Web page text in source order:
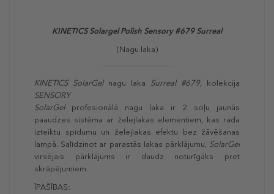
KINETICS Solargel Polish Sensory #679 Surreal
(Nagu laka)
KINETICS SolarGelnagu laka Surreal #679, kolekcija
SENSORY
SolarGelprofesionālā nagu laka ir 2 soļu jaunās
paaudzes sistēma ar želejlakas elementiem, kas rada
izteiktu spīdumu un želejlakas efektu bez žāvēšanas
lampā. Salīdzinot ar parastās lakas pārklājumu, SolarGel
virsējais pārklājums ir daudz noturīgāks pret
skrāpējumiem.
ĪPAŠĪBAS: